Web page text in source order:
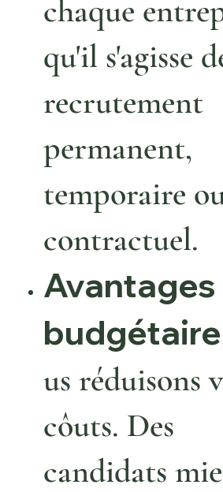
chaque
qu'il s'agisse
recrutement
permanent,
temporaire
contractuel.
Avantages
budgétaire
us réduisons
côuts. Des
candidats